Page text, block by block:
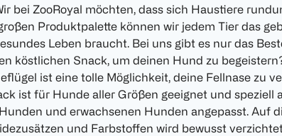
bei ZooRoyal möchten, dass sich Haustiere
Produktpalette können wir jedem Tier das
Leben braucht. Bei uns gibt es nur das
köstlichen Snack, um deinen Hund zu
ist eine tolle Möglichkeit, deine Fellnase zu
ist für Hunde aller Größen geeignet und speziell
und erwachsenen Hunden angepasst. Auf
und Farbstoffen wird bewusst